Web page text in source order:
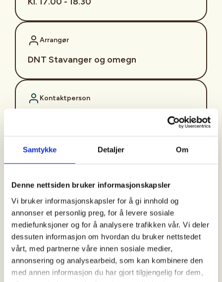
Samtykke Detaljer Om
Denne nettsiden bruker informasjonskapsler
Vi bruker informasjonskapsler for å gi innhold og
annonser et personlig preg, for å levere sosiale
mediefunksjoner og for å analysere trafikken vår. Vi deler
dessuten informasjon om hvordan du bruker nettstedet
vårt, med partnerne våre innen sosiale medier,
annonsering og analysearbeid, som kan kombinere den
med annen informasjon du har gjort tilgjengelig for dem,
Arrangør
DNT Stavanger og omegn
Kontaktperson
kristine.helland@dnt.no
utgangspunkt fra én av innfallsportene til lokale turområder.
Vi går en tur på 1,5 til 2 timer i «raskt» tempo. Det vil si raskt
nok til at du blir litt svett på ryggen.
Målgruppa for turen er deg som er pluss/minus 60 år, og som
ønsker en ettermiddagstur i et greit tempo. Det er selvfølgelig
også åpent for de som er yngre og eldre enn 60 år.
Frammøte:
Gausel stasjon
Turledere: